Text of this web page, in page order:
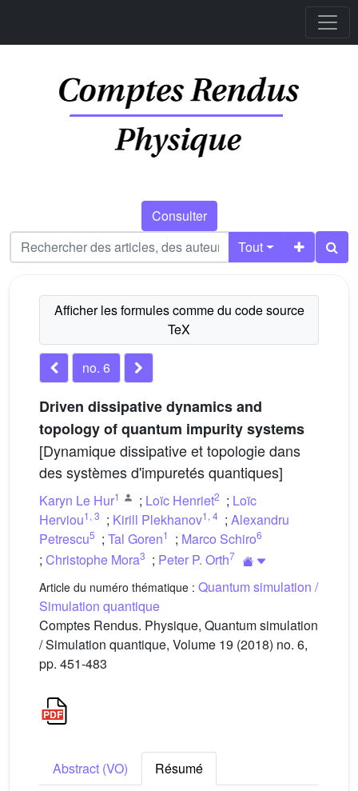
Consulter
Tout
no. 6
Driven dissipative dynamics and
topology of quantum impurity systems
[Dynamique dissipative et topologie dans
des systèmes d'impuretés quantiques]
Karyn Le Hur1 ; Loïc Henriet2 ; Loïc
Herviou1 , 3 ; Kirill Plekhanov1 , 4 ; Alexandru
Petrescu5 ; Tal Goren1 ; Marco Schiro6
; Christophe Mora3 ; Peter P. Orth7
Article du numéro thématique : Quantum simulation /
Simulation quantique
Comptes Rendus. Physique, Quantum simulation
/ Simulation quantique, Volume 19 (2018) no. 6,
pp. 451-483
Abstract (VO)
Résumé